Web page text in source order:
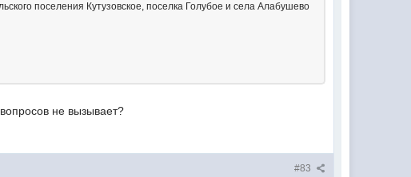
поселения Кутузовское, поселка Голубое и села Алабушево
не вызывает?
#83